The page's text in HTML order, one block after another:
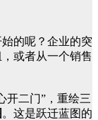
的呢？企业的突
或者从一个销售
开二门”，重绘三
。这是跃迁蓝图的